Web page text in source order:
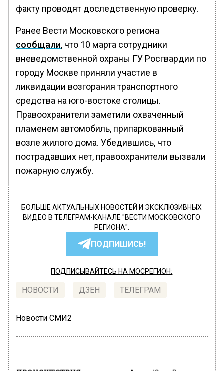
факту проводят доследственную проверку.
Ранее Вести Московского региона
сообщали, что 10 марта сотрудники
вневедомственной охраны ГУ Росгвардии по
городу Москве приняли участие в
ликвидации возгорания транспортного
средства на юго-востоке столицы.
Правоохранители заметили охваченный
пламенем автомобиль, припаркованный
возле жилого дома. Убедившись, что
пострадавших нет, правоохранители вызвали
пожарную службу.
БОЛЬШЕ АКТУАЛЬНЫХ НОВОСТЕЙ И ЭКСКЛЮЗИВНЫХ
ВИДЕО В ТЕЛЕГРАМ-КАНАЛЕ "ВЕСТИ МОСКОВСКОГО
РЕГИОНА".
ПОДПИШИСЬ!
ПОДПИСЫВАЙТЕСЬ НА МОСРЕГИОН:
НОВОСТИ ДЗЕН ТЕЛЕГРАМ
Новости СМИ2